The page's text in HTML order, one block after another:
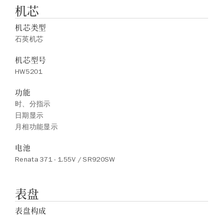
机芯
机芯类型
石英机芯
机芯型号
HW5201
功能
时、分指示
日期显示
月相功能显示
电池
Renata 371 - 1.55V / SR920SW
表盘
表盘构成